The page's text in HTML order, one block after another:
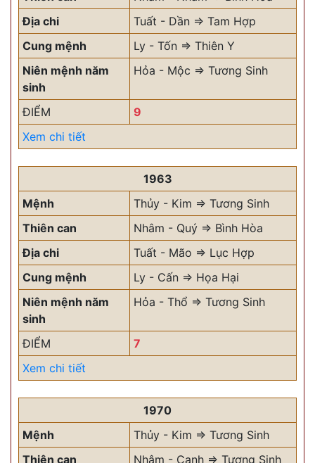
Địa chi
Tuất - Dần => Tam Hợp
Cung mệnh
Ly - Tốn => Thiên Y
Niên mệnh năm
sinh
Hỏa - Mộc => Tương Sinh
ĐIỂM
9
Xem chi tiết
1963
Mệnh
Thủy - Kim => Tương Sinh
Thiên can
Nhâm - Quý => Bình Hòa
Địa chi
Tuất - Mão => Lục Hợp
Cung mệnh
Ly - Cấn => Họa Hại
Niên mệnh năm
sinh
Hỏa - Thổ => Tương Sinh
ĐIỂM
7
Xem chi tiết
1970
Mệnh
Thủy - Kim => Tương Sinh
Thiên can
Nhâm - Canh => Tương Sinh